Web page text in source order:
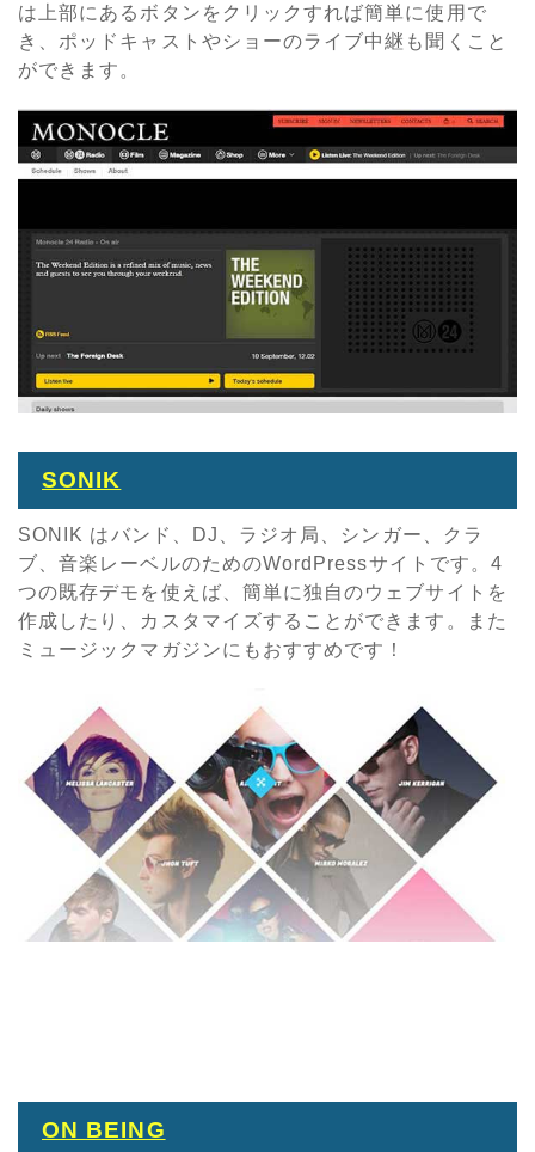
は上部にあるボタンをクリックすれば簡単に使用で
き、ポッドキャストやショーのライブ中継も聞くこと
ができます。
SONIK
SONIK はバンド、DJ、ラジオ局、シンガー、クラ
ブ、音楽レーベルのためのWordPressサイトです。4
つの既存デモを使えば、簡単に独自のウェブサイトを
作成したり、カスタマイズすることができます。また
ミュージックマガジンにもおすすめです！
ON BEING